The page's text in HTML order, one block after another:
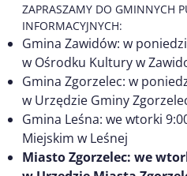
ZAPRASZAMY DO GMINNYCH
INFORMACYJNYCH:
Gmina Zawidów: w
w Ośrodku Kultury w
Gmina Zgorzelec: w
w Urzędzie Gminy
Gmina Leśna: we wtorki
Miejskim w Leśnej
Miasto Zgorzelec: we